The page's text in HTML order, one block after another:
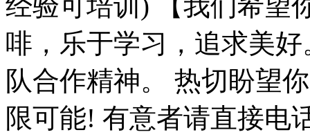
啡，乐于学习，追求美
队合作精神。 热切盼望
限可能! 有意者请直接电